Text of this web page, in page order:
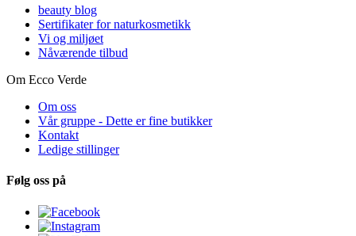
beauty blog
Sertifikater for naturkosmetikk
Vi og miljøet
Nåværende tilbud
Om Ecco Verde
Om oss
Vår gruppe - Dette er fine butikker
Kontakt
Ledige stillinger
Følg oss på